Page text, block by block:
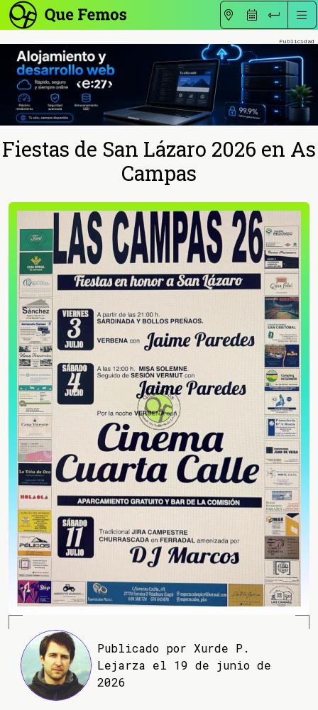
Fiestas de San Lázaro 2026 en As
Campas
Publicado por Xurde P.
Lejarza el 19 de junio de
2026